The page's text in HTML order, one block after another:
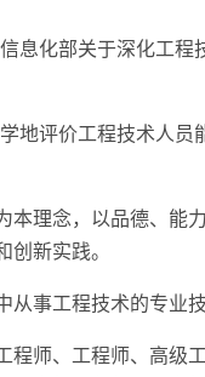
息化部关于深化工
地评价工程技术人
本理念，以品德、能
创新实践。
事工程技术的专业技
程师、工程师、高级